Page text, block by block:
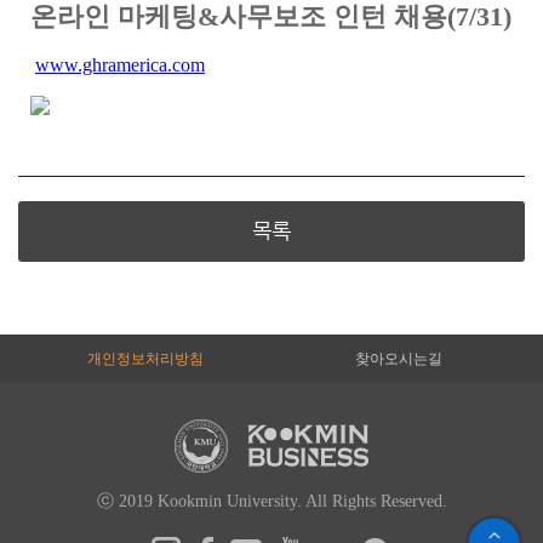
온라인 마케팅&사무보조 인턴 채용(7/31)
www.ghramerica.com
목록
개인정보처리방침 찾아오시는길
ⓒ 2019 Kookmin University. All Rights Reserved.